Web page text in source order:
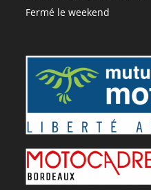
Fermé le weekend